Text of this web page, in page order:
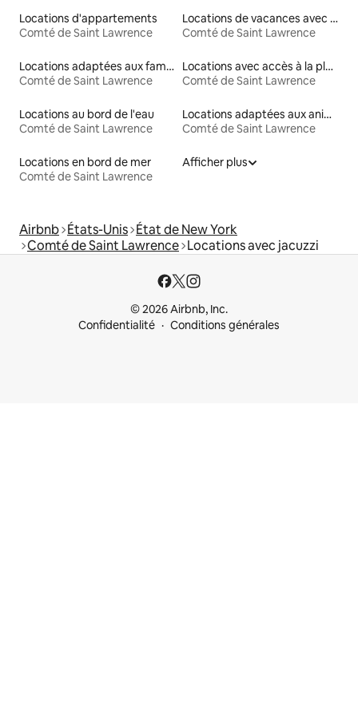
Locations d'appartements
Comté de Saint Lawrence
Locations de vacances avec piscine
Comté de Saint Lawrence
Locations adaptées aux familles
Comté de Saint Lawrence
Locations avec accès à la plage
Comté de Saint Lawrence
Locations au bord de l'eau
Comté de Saint Lawrence
Locations adaptées aux animaux
Comté de Saint Lawrence
Locations en bord de mer
Comté de Saint Lawrence
Afficher plus
Airbnb États-Unis État de New York
Comté de Saint Lawrence Locations avec jacuzzi
© 2026 Airbnb, Inc.
Confidentialité
Conditions générales